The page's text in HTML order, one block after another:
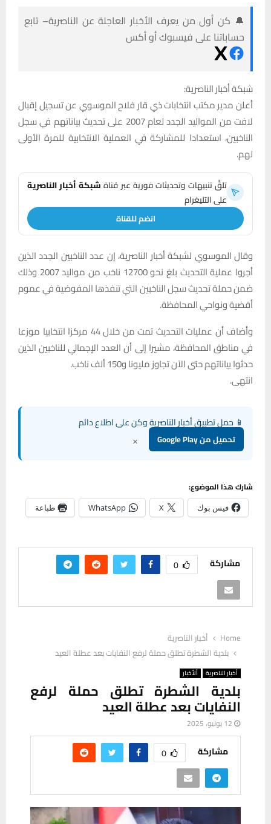
🔔 كن أول من يعرف الأخبار العاجلة عن الناصرية– تابع
حساباتنا على فيسبوك أو أكس
شبكة أخبار الناصرية:
أعلن مدير مكتب انتخابات ذي قار فلاح الموسوي عن تسجيل إقبال
لافت من المواليد الجدد لعام 2007 على تحديث بياناتهم في سجل
الناخبين، استعدادا للمشاركة في العملية الانتخابية للمرة الأولى
لهم.
تلقَّ تنبيهات وتحديثات فورية عبر قناةشبكة أخبار الناصرية
على التليغرام
انضم للقناة
وقال الموسوي لشبكة أخبار الناصرية، إن عدد الناخبين الجدد الذين
أجروا عملية التحديث بلغ نحو 12700 ناخب من مواليد 2007 وذلك
ضمن حملة تحديث سجل الناخبين التي تنفذها المفوضية في عموم
أقضية ونواحي المحافظة.
وأضاف أن عمليات التحديث تمت من خلال 44 مركزا انتخابيا موزعا
في مناطق المحافظة، مشيرا إلى أن العدد الإجمالي للناخبين الذين
حدثوا بياناتهم حتى الآن تجاوز مليونا و150 ألف ناخب.
انتهى.
📱 حمل تطبيق أخبار الناصرية وكن على اطلاع دائم
تحميل من Google Play ×
شارك هذا الموضوع:
فيس بوك X
WhatsApp طباعة
مشاركة 0
Home
أخبار الناصرية
بلدية الشطرة تطلق حملة لرفع النفايات بعد عطلة العيد
أخبار الناصرية ألأخبار
بلدية الشطرة تطلق حملة لرفع
النفايات بعد عطلة العيد
12 يونيو، 2025
مشاركة 0